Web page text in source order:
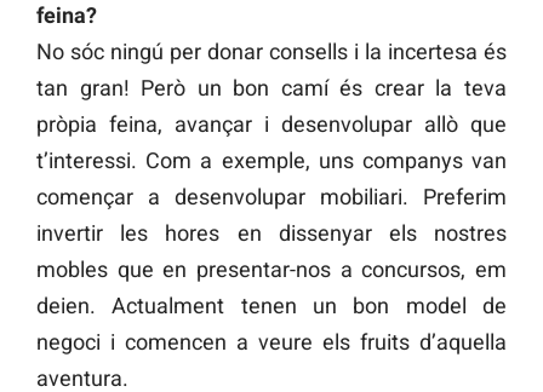
feina?
No sóc ningú per donar consells i la incertesa és
tan gran! Però un bon camí és crear la teva
pròpia feina, avançar i desenvolupar allò que
t’interessi. Com a exemple, uns companys van
començar a desenvolupar mobiliari. Preferim
invertir les hores en dissenyar els nostres
mobles que en presentar-nos a concursos, em
deien. Actualment tenen un bon model de
negoci i comencen a veure els fruits d’aquella
aventura.